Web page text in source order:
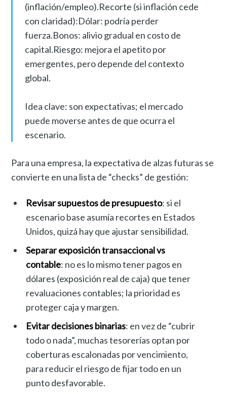
(inflación/empleo).Recorte (si inflación cede
con claridad):Dólar: podría perder
fuerza.Bonos: alivio gradual en costo de
capital.Riesgo: mejora el apetito por
emergentes, pero depende del contexto
global.
Idea clave: son expectativas; el mercado
puede moverse antes de que ocurra el
escenario.
Para una empresa, la expectativa de alzas futuras se
convierte en una lista de “checks” de gestión:
Revisar supuestos de presupuesto: si el
escenario base asumía recortes en Estados
Unidos, quizá hay que ajustar sensibilidad.
Separar exposición transaccional vs
contable: no es lo mismo tener pagos en
dólares (exposición real de caja) que tener
revaluaciones contables; la prioridad es
proteger caja y margen.
Evitar decisiones binarias: en vez de “cubrir
todo o nada”, muchas tesorerías optan por
coberturas escalonadas por vencimiento,
para reducir el riesgo de fijar todo en un
punto desfavorable.